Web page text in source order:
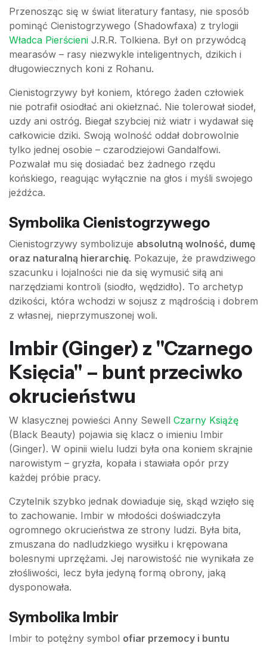
Przenosząc się w świat literatury fantasy, nie sposób
pominąć Cienistogrzywego (Shadowfaxa) z trylogii
Władca Pierścieni J.R.R. Tolkiena. Był on przywódcą
mearasów – rasy niezwykle inteligentnych, dzikich i
długowiecznych koni z Rohanu.
Cienistogrzywy był koniem, którego żaden człowiek
nie potrafił osiodłać ani okiełznać. Nie tolerował siodeł,
uzdy ani ostróg. Biegał szybciej niż wiatr i wydawał się
całkowicie dziki. Swoją wolność oddał dobrowolnie
tylko jednej osobie – czarodziejowi Gandalfowi.
Pozwalał mu się dosiadać bez żadnego rzędu
końskiego, reagując wyłącznie na głos i myśli swojego
jeźdźca.
Symbolika Cienistogrzywego
Cienistogrzywy symbolizuje absolutną wolność, dumę
oraz naturalną hierarchię. Pokazuje, że prawdziwego
szacunku i lojalności nie da się wymusić siłą ani
narzędziami kontroli (siodło, wędzidło). To archetyp
dzikości, która wchodzi w sojusz z mądrością i dobrem
z własnej, nieprzymuszonej woli.
Imbir (Ginger) z "Czarnego
Księcia" – bunt przeciwko
okrucieństwu
W klasycznej powieści Anny Sewell Czarny Książę
(Black Beauty) pojawia się klacz o imieniu Imbir
(Ginger). W opinii wielu ludzi była ona koniem skrajnie
narowistym – gryzła, kopała i stawiała opór przy
każdej próbie pracy.
Czytelnik szybko jednak dowiaduje się, skąd wzięło się
to zachowanie. Imbir w młodości doświadczyła
ogromnego okrucieństwa ze strony ludzi. Była bita,
zmuszana do nadludzkiego wysiłku i krępowana
bolesnymi uprzężami. Jej narowistość nie wynikała ze
złośliwości, lecz była jedyną formą obrony, jaką
dysponowała.
Symbolika Imbir
Imbir to potężny symbol ofiar przemocy i buntu